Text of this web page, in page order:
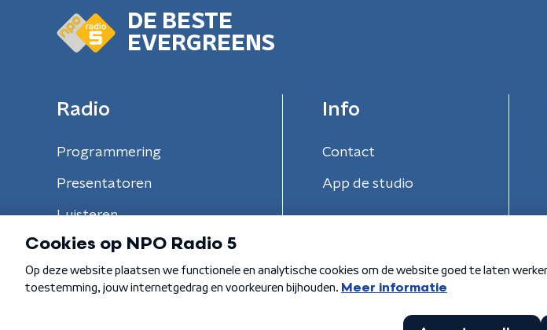
DE BESTE
EVERGREENS
Radio
Programmering
Presentatoren
Luisteren
Info
Contact
App de studio
Algemene voorwaarden Privacybeleid